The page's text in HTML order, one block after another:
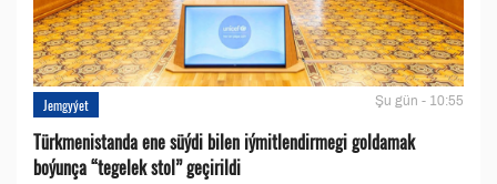
Jemgyýet Şu gün - 10:55
Türkmenistanda ene süýdi bilen iýmitlendirmegi goldamak
boýunça “tegelek stol” geçirildi